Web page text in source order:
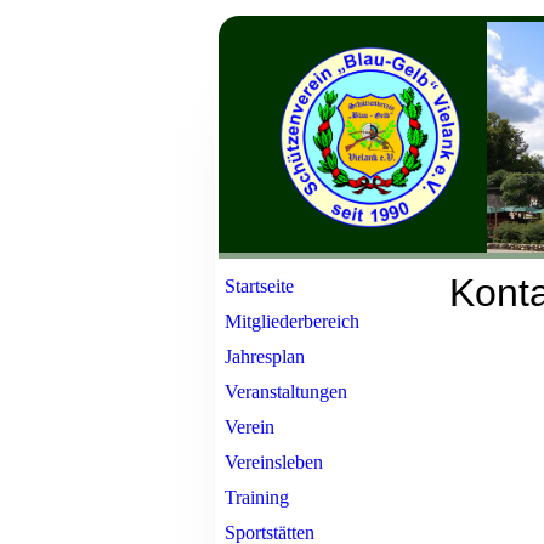
Startseite
Mitgliederbereich
Jahresplan
Veranstaltungen
Verein
Vereinsleben
Training
Sportstätten